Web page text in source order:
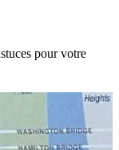
pour votre